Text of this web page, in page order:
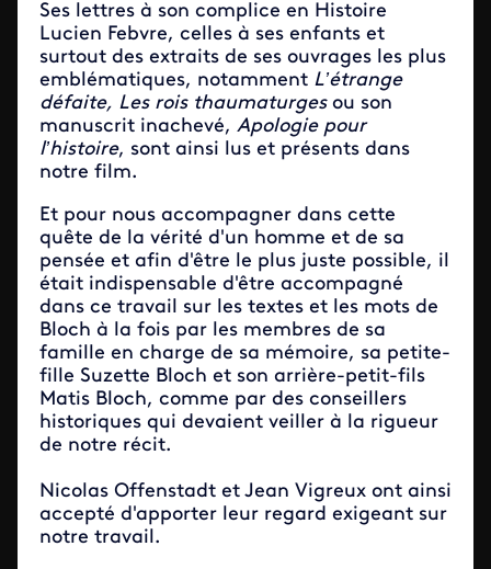
Ses lettres à son complice en Histoire
Lucien Febvre, celles à ses enfants et
surtout des extraits de ses ouvrages les plus
emblématiques, notamment L’étrange
défaite, Les rois thaumaturges ou son
manuscrit inachevé, Apologie pour
l’histoire, sont ainsi lus et présents dans
notre film.
Et pour nous accompagner dans cette
quête de la vérité d'un homme et de sa
pensée et afin d'être le plus juste possible, il
était indispensable d'être accompagné
dans ce travail sur les textes et les mots de
Bloch à la fois par les membres de sa
famille en charge de sa mémoire, sa petite-
fille Suzette Bloch et son arrière-petit-fils
Matis Bloch, comme par des conseillers
historiques qui devaient veiller à la rigueur
de notre récit.
Nicolas Offenstadt et Jean Vigreux ont ainsi
accepté d'apporter leur regard exigeant sur
notre travail.